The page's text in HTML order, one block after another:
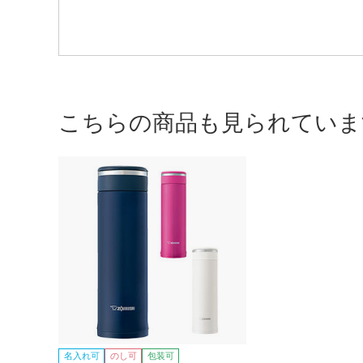
こちらの商品も見られてい
名入れ可 のし可 包装可